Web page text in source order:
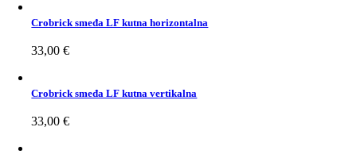
Crobrick smeđa LF kutna horizontalna
33,00€
Crobrick smeđa LF kutna vertikalna
33,00€